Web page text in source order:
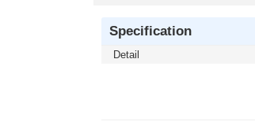
Specification
Detail